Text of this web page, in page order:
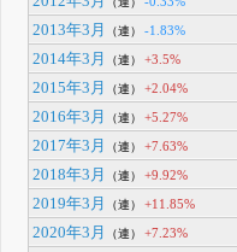
2013年3月
（連） -1.83%
2014年3月
（連） +3.5%
2015年3月
（連） +2.04%
2016年3月
（連） +5.27%
2017年3月
（連） +7.63%
2018年3月
（連） +9.92%
2019年3月
（連） +11.85%
2020年3月
（連） +7.23%